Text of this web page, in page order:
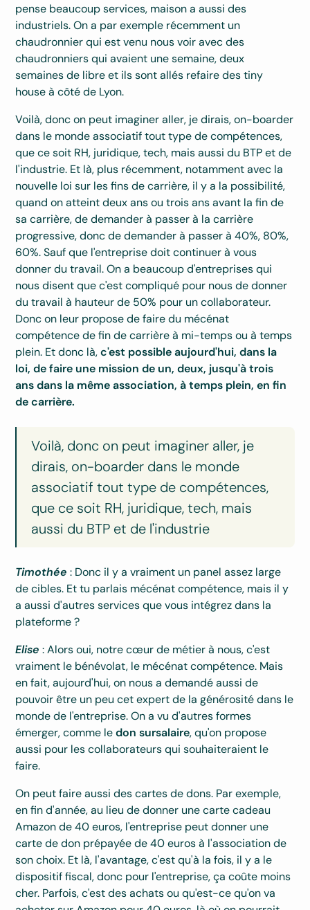
pense beaucoup services, maison a aussi des
industriels. On a par exemple récemment un
chaudronnier qui est venu nous voir avec des
chaudronniers qui avaient une semaine, deux
semaines de libre et ils sont allés refaire des tiny
house à côté de Lyon.
Voilà, donc on peut imaginer aller, je dirais, on-boarder
dans le monde associatif tout type de compétences,
que ce soit RH, juridique, tech, mais aussi du BTP et de
l'industrie. Et là, plus récemment, notamment avec la
nouvelle loi sur les fins de carrière, il y a la possibilité,
quand on atteint deux ans ou trois ans avant la fin de
sa carrière, de demander à passer à la carrière
progressive, donc de demander à passer à 40%, 80%,
60%. Sauf que l'entreprise doit continuer à vous
donner du travail. On a beaucoup d'entreprises qui
nous disent que c'est compliqué pour nous de donner
du travail à hauteur de 50% pour un collaborateur.
Donc on leur propose de faire du mécénat
compétence de fin de carrière à mi-temps ou à temps
plein. Et donc là,c'est possible aujourd'hui, dans la
loi, de faire une mission de un, deux, jusqu'à trois
ans dans la même association, à temps plein, en fin
de carrière.
Voilà, donc on peut imaginer aller, je
dirais, on-boarder dans le monde
associatif tout type de compétences,
que ce soit RH, juridique, tech, mais
aussi du BTP et de l'industrie
Timothée: Donc il y a vraiment un panel assez large
de cibles. Et tu parlais mécénat compétence, mais il y
a aussi d'autres services que vous intégrez dans la
plateforme ?
Elise : Alors oui, notre cœur de métier à nous, c'est
vraiment le bénévolat, le mécénat compétence. Mais
en fait, aujourd'hui, on nous a demandé aussi de
pouvoir être un peu cet expert de la générosité dans le
monde de l'entreprise. On a vu d'autres formes
émerger, comme ledon sursalaire, qu'on propose
aussi pour les collaborateurs qui souhaiteraient le
faire.
On peut faire aussi des cartes de dons. Par exemple,
en fin d'année, au lieu de donner une carte cadeau
Amazon de 40 euros, l'entreprise peut donner une
carte de don prépayée de 40 euros à l'association de
son choix. Et là, l'avantage, c'est qu'à la fois, il y a le
dispositif fiscal, donc pour l'entreprise, ça coûte moins
cher. Parfois, c'est des achats ou qu'est-ce qu'on va